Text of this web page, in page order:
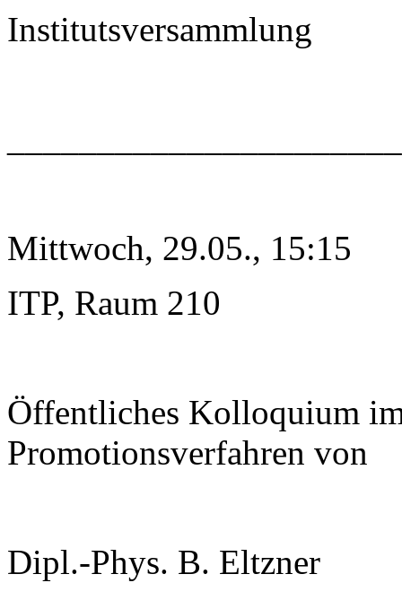
Institutsversammlung
Mittwoch, 29.05., 15:15
ITP, Raum 210
Öffentliches Kolloquium
Promotionsverfahren von
Dipl.-Phys. B. Eltzner